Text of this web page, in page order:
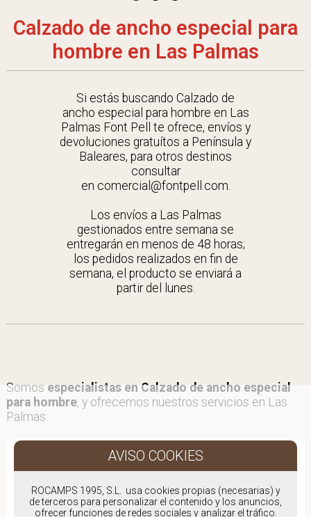
Calzado de ancho especial para
hombre en Las Palmas
Si estás buscando Calzado de
ancho especial para hombre en Las
Palmas Font Pell te ofrece, envíos y
devoluciones gratuítos a Península y
Baleares, para otros destinos
consultar
en comercial@fontpell.com.
Los envíos a Las Palmas
gestionados entre semana se
entregarán en menos de 48 horas;
los pedidos realizados en fin de
semana, el producto se enviará a
partir del lunes.
Somos especialistas en Calzado de ancho especial
para hombre, y ofrecemos nuestros servicios en Las
Palmas.
ROCAMPS 1995, S.L. usa cookies propias (necesarias) y
de terceros para personalizar el contenido y los anuncios,
ofrecer funciones de redes sociales y analizar el tráfico.